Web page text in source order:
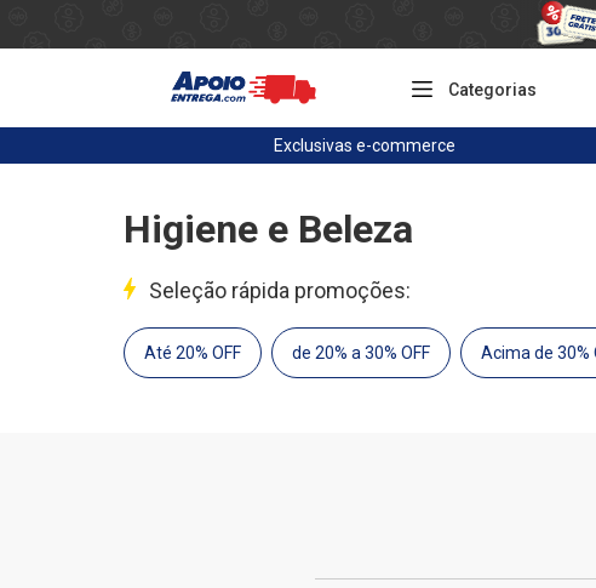
Categorias
Exclusivas e-commerce
Higiene e Beleza
Seleção rápida promoções:
Até 20% OFF de 20% a 30% OFF Acima de 30%